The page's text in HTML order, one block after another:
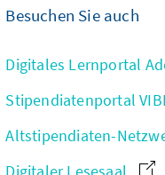
Besuchen Sie auch
Digitales Lernportal
Stipendiatenportal
Altstipendiaten-